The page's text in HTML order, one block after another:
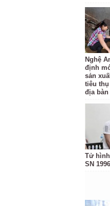
Nghệ
định
sản
tiêu
địa
Tử
SN 1996